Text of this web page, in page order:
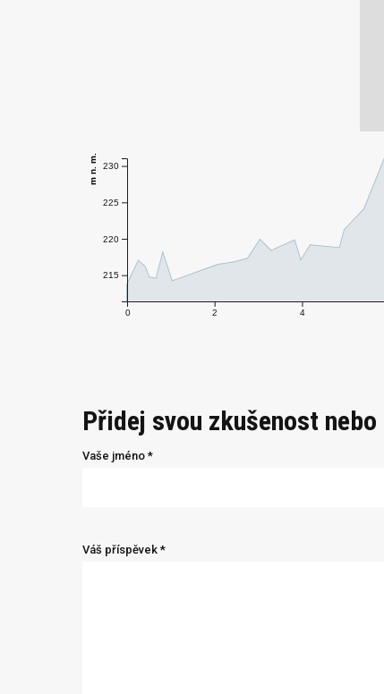
0 2 4
215
220
225
230
m n. m.
Přidej svou zkušenost
Vaše jméno *
Váš příspěvek *